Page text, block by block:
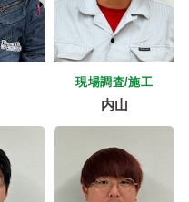
現場調査/施工
内山